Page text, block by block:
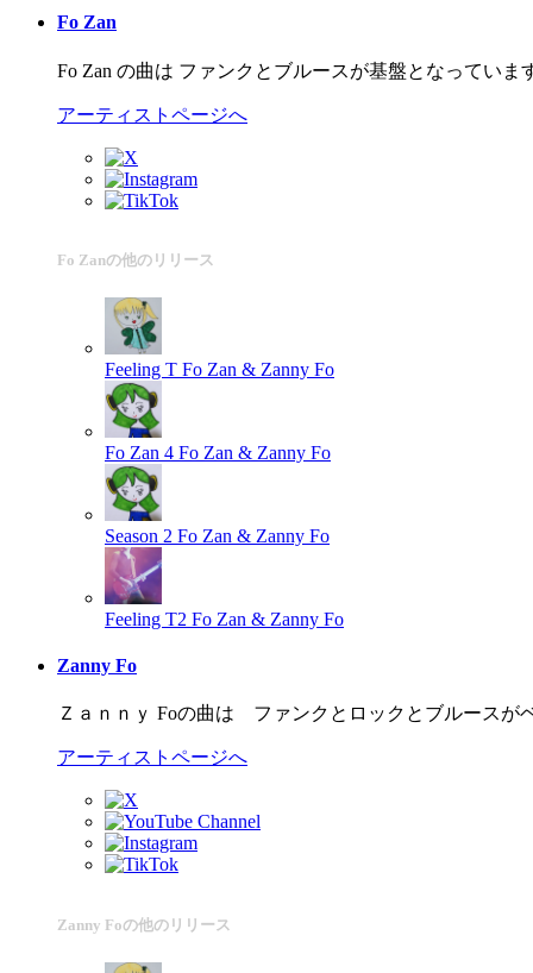
Fo Zan
Fo Zan の曲は ファンクとブルースが基盤となってい
アーティストページへ
Fo Zanの他のリリース
Feeling T Fo Zan & Zanny Fo
Fo Zan 4 Fo Zan & Zanny Fo
Season 2 Fo Zan & Zanny Fo
Feeling T2 Fo Zan & Zanny Fo
Zanny Fo
Ｚａｎｎｙ Foの曲は ファンクとロックとブルースが
アーティストページへ
Zanny Foの他のリリース